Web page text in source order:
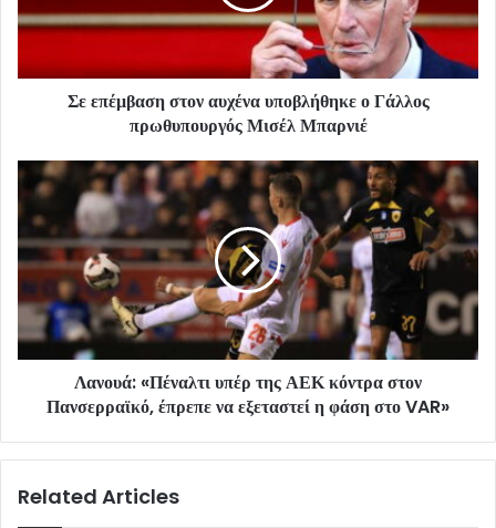
Σε επέμβαση στον αυχένα υποβλήθηκε ο Γάλλος
πρωθυπουργός Μισέλ Μπαρνιέ
Λανουά: «Πέναλτι υπέρ της ΑΕΚ κόντρα στον
Πανσερραϊκό, έπρεπε να εξεταστεί η φάση στο VAR»
Related Articles